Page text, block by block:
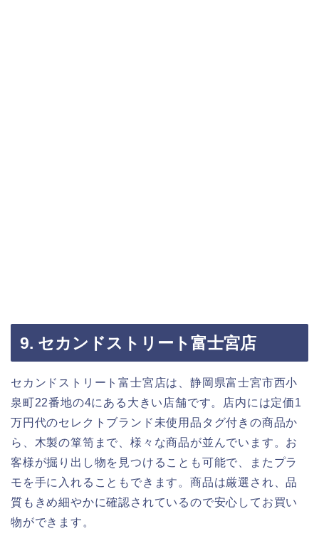
9. セカンドストリート富士宮店
セカンドストリート富士宮店は、静岡県富士宮市西小
泉町22番地の4にある大きい店舗です。店内には定価1
万円代のセレクトブランド未使用品タグ付きの商品か
ら、木製の箪笥まで、様々な商品が並んでいます。お
客様が掘り出し物を見つけることも可能で、またプラ
モを手に入れることもできます。商品は厳選され、品
質もきめ細やかに確認されているので安心してお買い
物ができます。